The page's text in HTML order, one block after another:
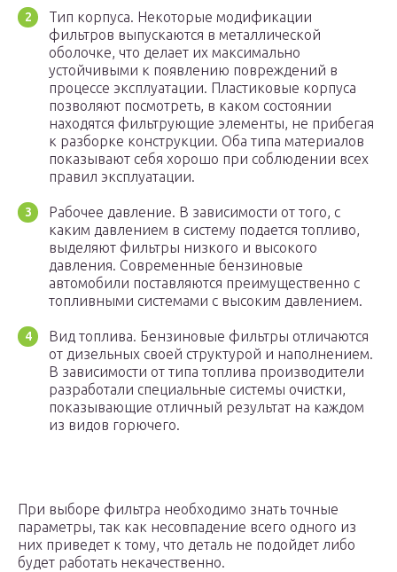
Тип корпуса. Некоторые модификации
фильтров выпускаются в металлической
оболочке, что делает их максимально
устойчивыми к появлению повреждений в
процессе эксплуатации. Пластиковые корпуса
позволяют посмотреть, в каком состоянии
находятся фильтрующие элементы, не прибегая
к разборке конструкции. Оба типа материалов
показывают себя хорошо при соблюдении всех
правил эксплуатации.
Рабочее давление. В зависимости от того, с
каким давлением в систему подается топливо,
выделяют фильтры низкого и высокого
давления. Современные бензиновые
автомобили поставляются преимущественно с
топливными системами с высоким давлением.
Вид топлива. Бензиновые фильтры отличаются
от дизельных своей структурой и наполнением.
В зависимости от типа топлива производители
разработали специальные системы очистки,
показывающие отличный результат на каждом
из видов горючего.
При выборе фильтра необходимо знать точные
параметры, так как несовпадение всего одного из
них приведет к тому, что деталь не подойдет либо
будет работать некачественно.